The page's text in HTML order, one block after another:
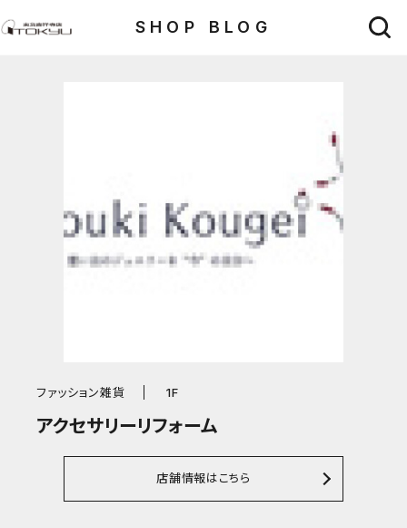
SHOP BLOG
ファッション雑貨 1F
アクセサリーリフォーム
店舗情報はこちら